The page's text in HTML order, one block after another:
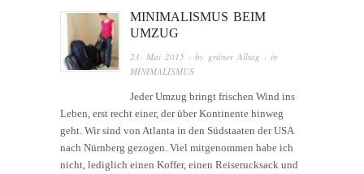
MINIMALISMUS BEIM
UMZUG
23. Mai 2015 · by grüner Alltag · in
MINIMALISMUS
Jeder Umzug bringt frischen Wind ins
Leben, erst recht einer, der über Kontinente hinweg
geht. Wir sind von Atlanta in den Südstaaten der USA
nach Nürnberg gezogen. Viel mitgenommen habe ich
nicht, lediglich einen Koffer, einen Reiserucksack und